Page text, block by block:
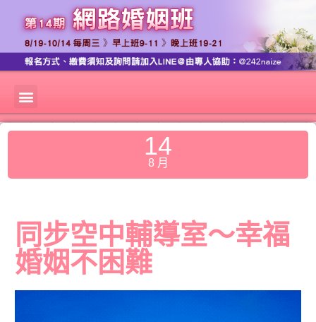
14
8 月
同步空中輔導室～幸福
婚姻不困難